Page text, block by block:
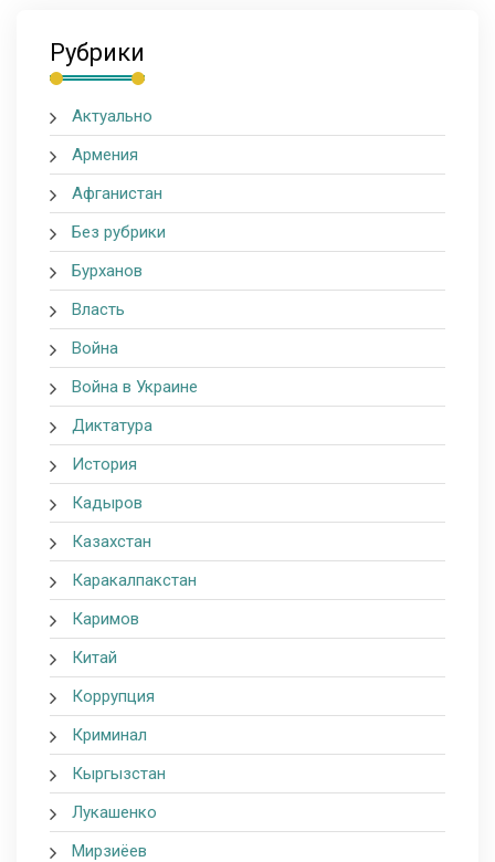
Рубрики
Актуально
Армения
Афганистан
Без рубрики
Бурханов
Власть
Война
Война в Украине
Диктатура
История
Кадыров
Казахстан
Каракалпакстан
Каримов
Китай
Коррупция
Криминал
Кыргызстан
Лукашенко
Мирзиёев